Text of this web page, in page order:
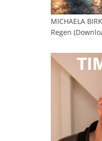
MICHAELA
Regen